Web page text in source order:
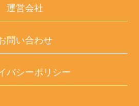
運営会社
問い合わせ
バシーポリシー